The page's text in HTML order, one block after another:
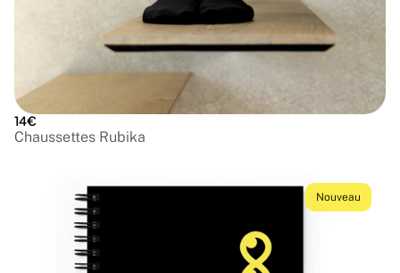
14€
Chaussettes Rubika
Nouveau